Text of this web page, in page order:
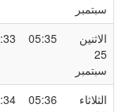
05:35
07:33
05:36
07:34